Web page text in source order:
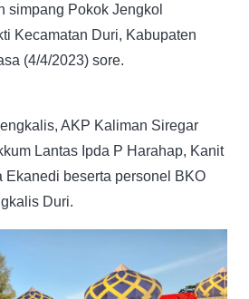
simpang Pokok Jengkol
Kecamatan Duri, Kabupaten
(4/4/2023) sore.
AKP Kaliman Siregar
Lantas Ipda P Harahap, Kanit
Ekanedi beserta personel BKO
Duri.